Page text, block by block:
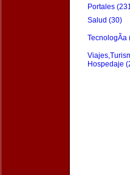
Portales
Salud (30)
TecnologÃ­a
Hospedaje